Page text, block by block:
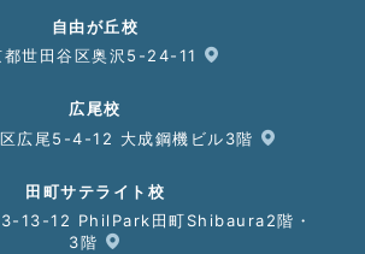
自由が丘校
都世田谷区奥沢5-24-11
広尾校
広尾5-4-12 大成鋼機ビル3階
田町サテライト校
3-13-12 PhilPark田町Shibaura2階・
3階